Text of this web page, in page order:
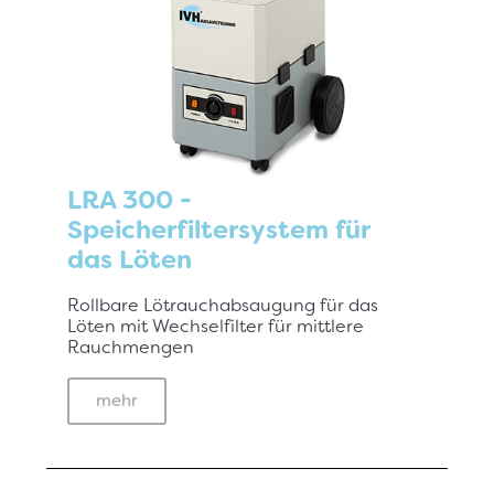
LRA 300 -
Speicherfiltersystem für
das Löten
Rollbare Lötrauchabsaugung für das
Löten mit Wechselfilter für mittlere
Rauchmengen
mehr